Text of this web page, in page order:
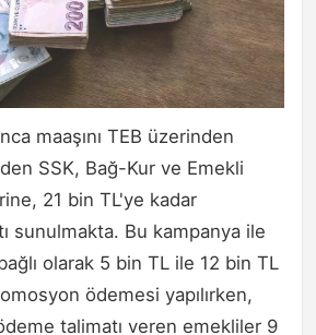
maaşını TEB üzerinden
SSK, Bağ-Kur ve Emekli
21 bin TL'ye kadar
sunulmakta. Bu kampanya ile
olarak 5 bin TL ile 12 bin TL
ödemesi yapılırken,
talimatı veren emekliler 9